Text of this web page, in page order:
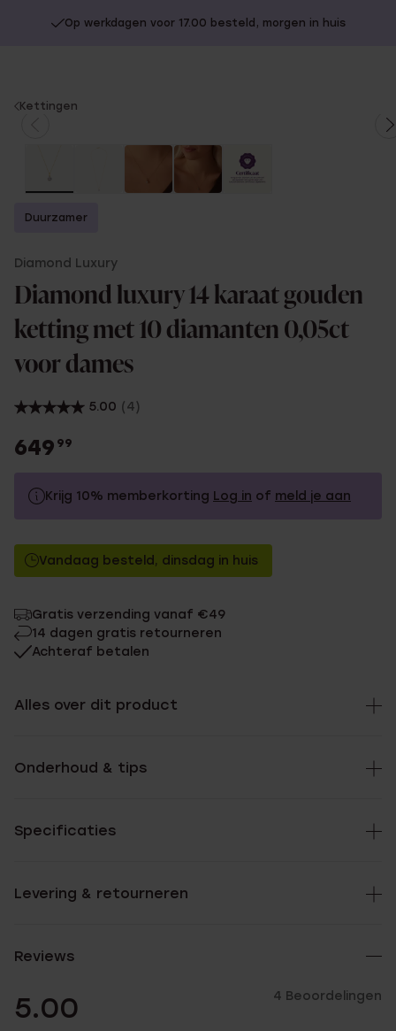
Op werkdagen voor 17.00 besteld, morgen in huis
You
Kettingen
Duurzamer
Diamond Luxury
Diamond luxury 14 karaat gouden
ketting met 10 diamanten 0,05ct
voor dames
5.00 (4)
649 99
Krijg 10% memberkorting Log in of meld je aan
Zonder memberkorting
Met memberkorting
Vandaag besteld, dinsdag in huis
Gratis verzending vanaf €49
14 dagen gratis retourneren
Achteraf betalen
Alles over dit product
Onderhoud & tips
Specificaties
Levering & retourneren
Reviews
5.00 4 Beoordelingen